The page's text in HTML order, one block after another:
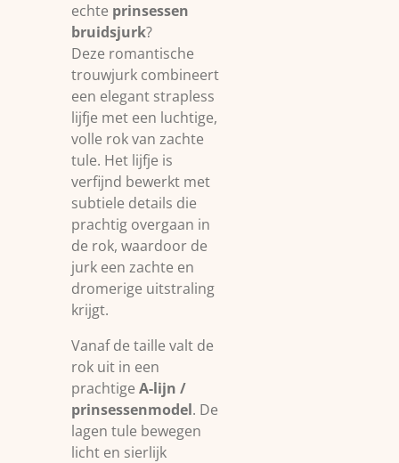
echte prinsessen
bruidsjurk?
Deze romantische
trouwjurk combineert
een elegant strapless
lijfje met een luchtige,
volle rok van zachte
tule. Het lijfje is
verfijnd bewerkt met
subtiele details die
prachtig overgaan in
de rok, waardoor de
jurk een zachte en
dromerige uitstraling
krijgt.
Vanaf de taille valt de
rok uit in een
prachtige A-lijn /
prinsessenmodel. De
lagen tule bewegen
licht en sierlijk